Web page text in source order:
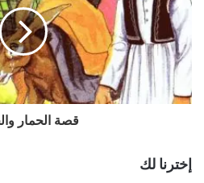
قصة الحمار
إخترنا لك